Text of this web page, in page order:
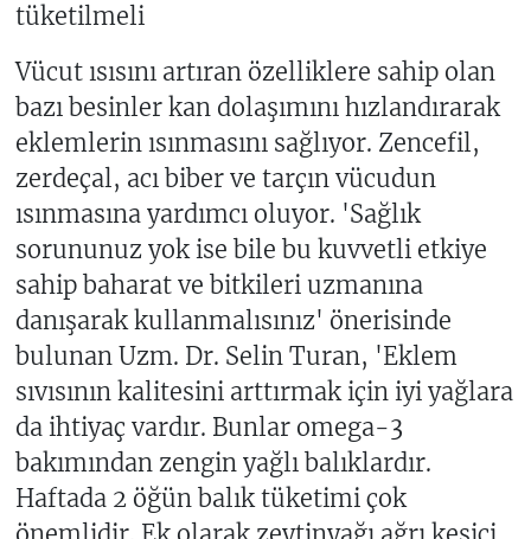
tüketilmeli
Vücut ısısını artıran özelliklere sahip olan
bazı besinler kan dolaşımını hızlandırarak
eklemlerin ısınmasını sağlıyor. Zencefil,
zerdeçal, acı biber ve tarçın vücudun
ısınmasına yardımcı oluyor. 'Sağlık
sorununuz yok ise bile bu kuvvetli etkiye
sahip baharat ve bitkileri uzmanına
danışarak kullanmalısınız' önerisinde
bulunan Uzm. Dr. Selin Turan, 'Eklem
sıvısının kalitesini arttırmak için iyi yağlara
da ihtiyaç vardır. Bunlar omega-3
bakımından zengin yağlı balıklardır.
Haftada 2 öğün balık tüketimi çok